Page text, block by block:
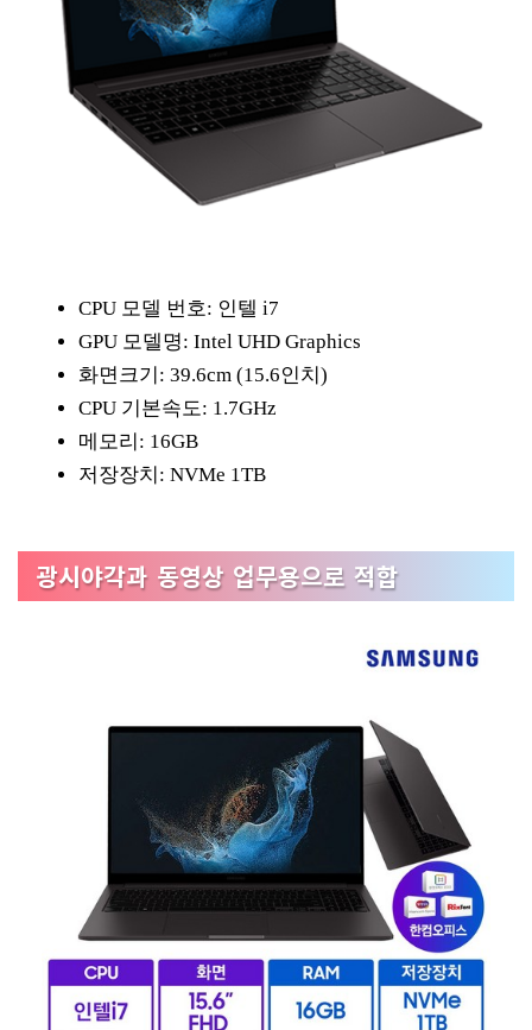
CPU 모델 번호: 인텔 i7
GPU 모델명: Intel UHD Graphics
화면크기: 39.6cm (15.6인치)
CPU 기본속도: 1.7GHz
메모리: 16GB
저장장치: NVMe 1TB
광시야각과 동영상 업무용으로 적합